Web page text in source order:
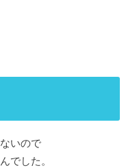
いので
でした。